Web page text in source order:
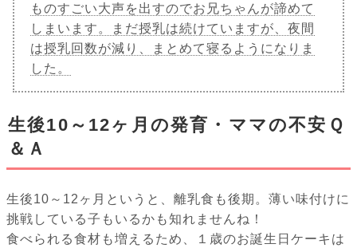
ものすごい大声を出すのでお兄ちゃんが諦めて
しまいます。まだ授乳は続けていますが、夜間
は授乳回数が減り、まとめて寝るようになりま
した。
生後10～12ヶ月の発育・ママの不安Ｑ
＆Ａ
生後10～12ヶ月というと、離乳食も後期。薄い味付けに
挑戦している子もいるかも知れませんね！
食べられる食材も増えるため、１歳のお誕生日ケーキは